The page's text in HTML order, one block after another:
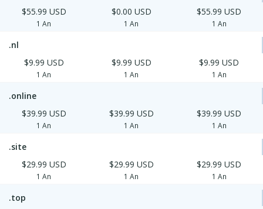
$55.99 USD
1 An
$0.00 USD
1 An
$55.99 USD
1 An
.nl
$9.99 USD
1 An
$9.99 USD
1 An
$9.99 USD
1 An
.online
$39.99 USD
1 An
$39.99 USD
1 An
$39.99 USD
1 An
.site
$29.99 USD
1 An
$29.99 USD
1 An
$29.99 USD
1 An
.top